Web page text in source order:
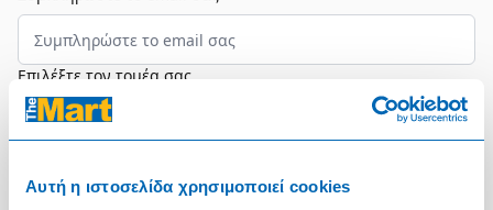
Αυτή η ιστοσελίδα χρησιμοποιεί cookies
Επιλέξτε τον τομέα σας
Εγγραφή